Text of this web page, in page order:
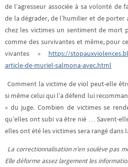
de l’agresseur associée à sa volonté de
de la dégrader, de l’humilier et de
chez les victimes un sentiment de mort
comme des survivantes et même, pour
vivantes » https://
article-de-muriel-salmona-avec.html
Comment la victime de viol peut-elle
si même celui qui l’a défend lui
» du juge. Combien de victimes se
qu’elles ont subi va être nié … Savent-
elles ont été les victimes sera rangé dans
La correctionnalisation n’en soulève pas
Elle déforme assez largement les